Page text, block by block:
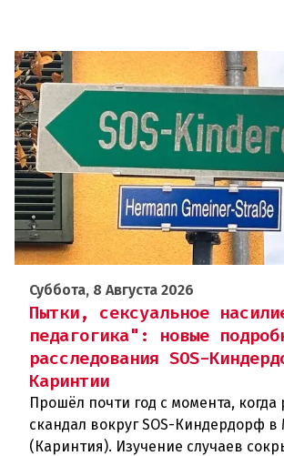
Суббота, 8 Августа 2026
Пытки, сексуальное
педагогика": новые
расследования SOS-
Каринтии
Прошёл почти год с момента, когда
скандал вокруг SOS-Киндердорф в
(Каринтия). Изучение случаев